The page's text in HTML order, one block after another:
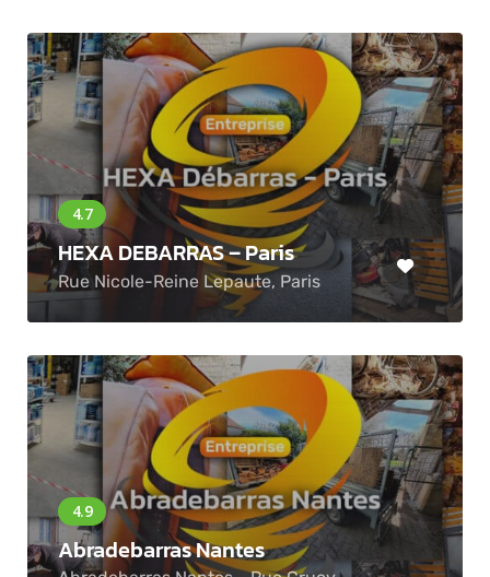
HEXA DEBARRAS – Paris
Rue Nicole-Reine Lepaute, Paris
Abradebarras Nantes